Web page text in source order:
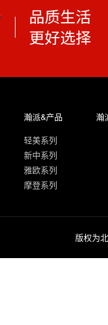
瀚派&产品
轻美系列
新中系列
雅欧系列
摩登系列
瀚
版权为